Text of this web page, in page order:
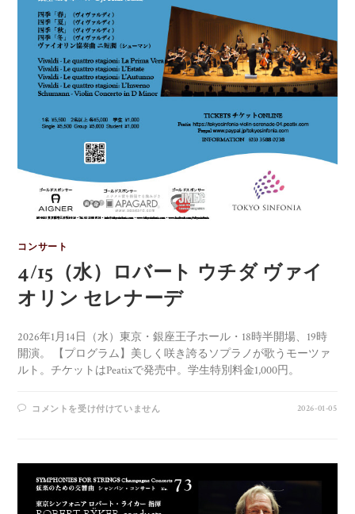
コンサート
4/15（水）ロバート ウチダ ヴァイ
オリン セレナーデ
2026年1月14日（水）東京・銀座王子ホール・18時半開場、19時
開演。 【プログラム】美しく咲き誇るソプラノが歌うモーツァ
ルト。チケットはPeatixで発売中。学生特別料金1,000円。
コメントを受け付けていません 2026-01-05